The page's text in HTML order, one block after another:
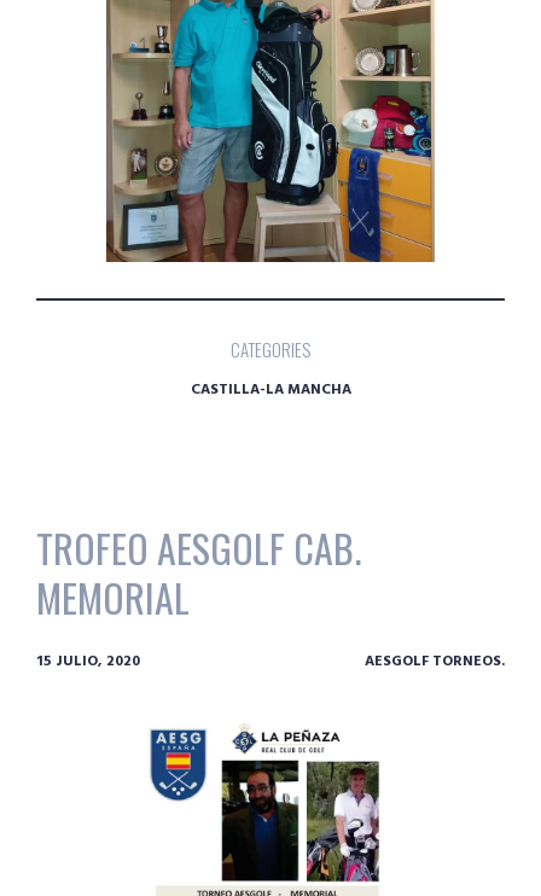
CATEGORIES
CASTILLA-LA MANCHA
TROFEO AESGOLF CAB.
MEMORIAL
15 JULIO, 2020 AESGOLF TORNEOS.